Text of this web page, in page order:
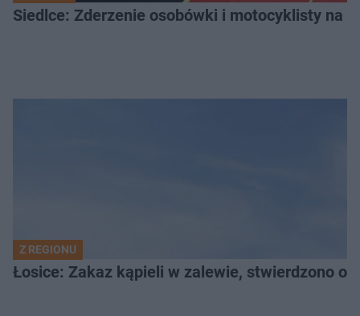
Siedlce: Zderzenie osobówki i motocyklisty na
Z REGIONU
Łosice: Zakaz kąpieli w zalewie, stwierdzono